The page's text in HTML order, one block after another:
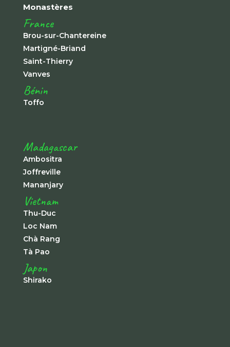
Monastères
France
Brou-sur-Chantereine
Martigné-Briand
Saint-Thierry
Vanves
Bénin
Toffo
Madagascar
Ambositra
Joffreville
Mananjary
Vietnam
Thu-Duc
Loc Nam
Chà Rang
Tà Pao
Japon
Shirako